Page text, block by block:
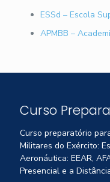
ESSd – Escola
APMBB –
Curso
Curso preparatório
Militares do Exército:
Aeronáutica: EEAR,
Presencial e a